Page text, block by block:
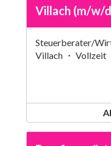
Villach (m/w/
Steuerberater/
Villach ・ Vollzeit